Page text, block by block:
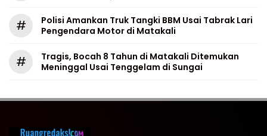
#
Polisi Amankan Truk Tangki BBM Usai Tabrak Lari
Pengendara Motor di Matakali
#
Tragis, Bocah 8 Tahun di Matakali Ditemukan
Meninggal Usai Tenggelam di Sungai